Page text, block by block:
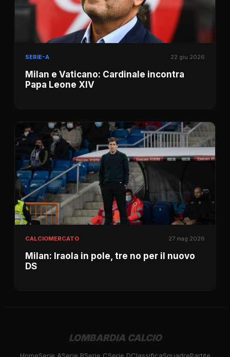
SERIE-A 22 giu 2026
Milan e Vaticano: Cardinale incontra
Papa Leone XIV
CALCIOMERCATO 27 mag 2026
Milan: Iraola in pole, tre no per il nuovo
DS
LOMBARDIA CALCIO